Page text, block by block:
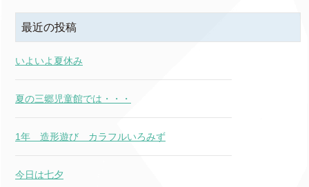
最近の投稿
いよいよ夏休み
夏の三郷児童館では・・・
1年 造形遊び カラフルいろみず
今日は七夕